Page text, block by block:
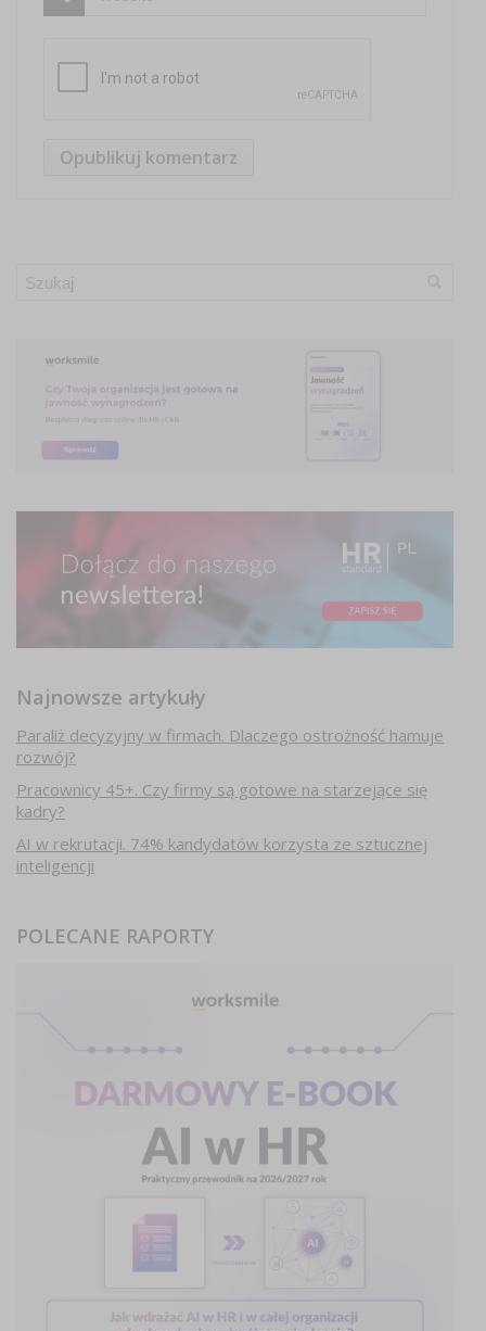
Najnowsze artykuły
Paraliż decyzyjny w firmach. Dlaczego ostrożność hamuje
rozwój?
Pracownicy 45+. Czy firmy są gotowe na starzejące się
kadry?
AI w rekrutacji. 74% kandydatów korzysta ze sztucznej
inteligencji
POLECANE RAPORTY